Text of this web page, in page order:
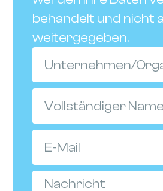
behandelt und nicht
weitergegeben.